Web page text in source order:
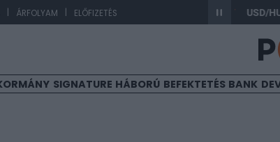
| ÁRFOLYAM | ELŐFIZETÉS
EUR/HUF USD/HUF
SIGNATURE HÁBORÚ BEFEKTETÉS BANK